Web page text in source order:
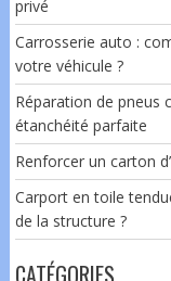
privé
Carrosserie auto :
votre véhicule ?
Réparation de pneus
étanchéité parfaite
Renforcer un carton
Carport en toile
de la structure ?
CATÉGORIES